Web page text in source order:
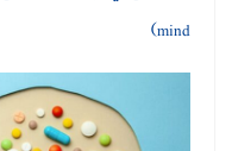
mind)